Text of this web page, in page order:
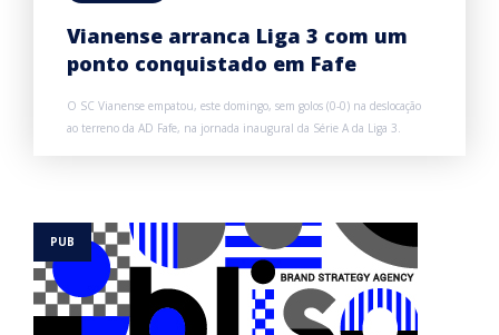
Vianense arranca Liga 3 com um
ponto conquistado em Fafe
O SC Vianense empatou, este domingo, sem golos (0-0) na deslocação
ao terreno da AD Fafe, na jornada inaugural da Série A da Liga 3.